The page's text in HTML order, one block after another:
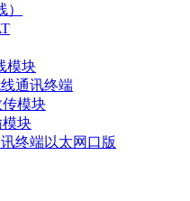
模块
通讯终端
模块
块
终端以太网口版